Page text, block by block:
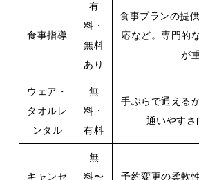
食事指導
有
料・
無料
あり
食事プランの提
応など。専門的
が
ウェア・
タオルレ
ンタル
無
料・
有料
手ぶらで通える
通いやすさ
キャンセ
無
料〜
予約変更の柔軟